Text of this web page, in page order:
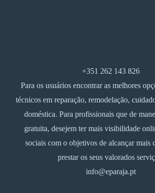
+351 262 143 826
Para os usuários encontrar as melhores
técnicos em reparação, remodelação,
doméstica. Para profissionais que de
gratuita, desejem ter mais visibilidade
sociais com o objetivos de alcançar mais
prestar os seus valorados
info@eparaja.pt